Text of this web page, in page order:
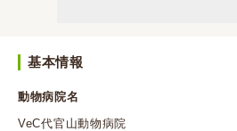
基本情報
動物病院名
VeC代官山動物病院